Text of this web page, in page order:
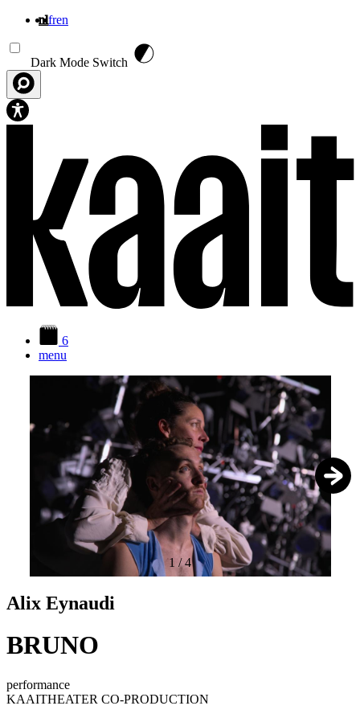
nlfren
Dark Mode Switch
6
menu
1 /4
Alix Eynaudi
BRUNO
performance
KAAITHEATER CO-PRODUCTION